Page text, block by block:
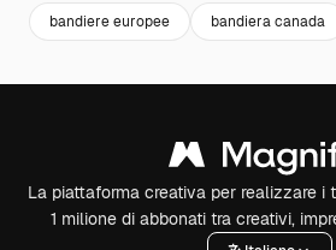
bandiere europee bandiera canada
La piattaforma creativa per realizzare i
1 milione di abbonati tra creativi,